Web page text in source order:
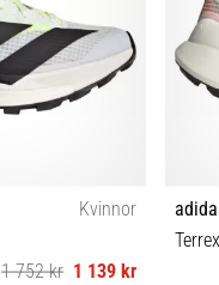
Kvinnor
1 752 kr 1 139 kr